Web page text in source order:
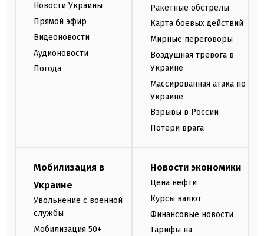
Новости Украины
Прямой эфир
Видеоновости
Аудионовости
Погода
Ракетные обстрелы
Карта боевых действий
Мирные переговоры
Воздушная тревога в
Украине
Массированная атака по
Украине
Взрывы в России
Потери врага
Мобилизация в
Украине
Увольнение с военной
службы
Мобилизация 50+
Новости экономики
Цена нефти
Курсы валют
Финансовые новости
Тарифы на